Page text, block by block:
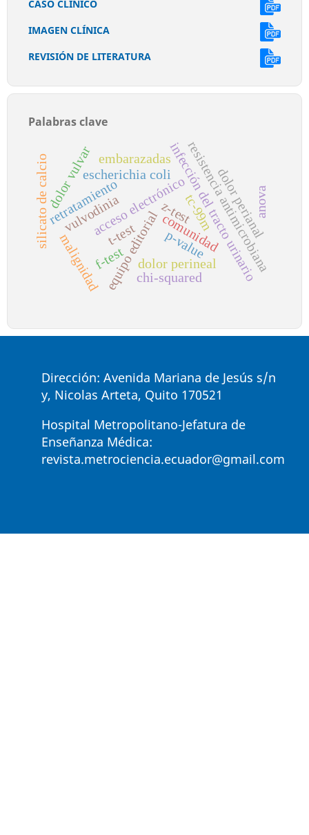
CASO CLÍNICO
IMAGEN CLÍNICA
REVISIÓN DE LITERATURA
Palabras clave
equipo editorial
acceso electrónicoinfección del tracto urinario
comunidad
escherichia coli resistencia antimicrobiana
dolor perineal
vulvodinia
dolor vulvar dolor perianal
retratamiento
silicato de calcio p-value
z-test
t-test
anova
chi-squared
f-test
embarazadas
malignidad
tc-99m
Dirección: Avenida Mariana de Jesús s/n
y, Nicolas Arteta, Quito 170521
Hospital Metropolitano-Jefatura de
Enseñanza Médica:
revista.metrociencia.ecuador@gmail.com